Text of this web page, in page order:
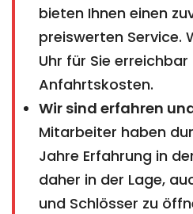
bieten Ihnen einen
preiswerten Service.
Uhr für Sie
Anfahrtskosten.
Wir sind erfahren
Mitarbeiter haben
Jahre Erfahrung in
daher in der Lage,
und Schlösser zu